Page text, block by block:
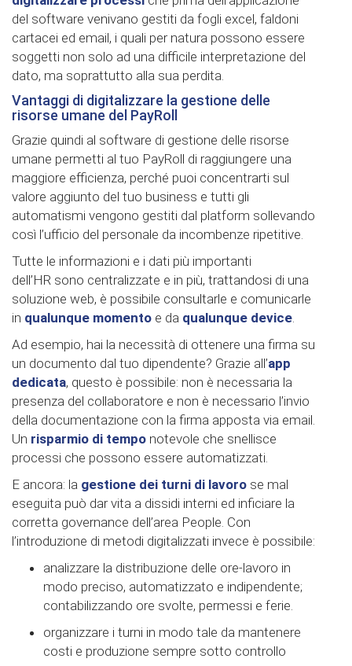
del software venivano gestiti da fogli excel, faldoni
cartacei ed email, i quali per natura possono essere
soggetti non solo ad una difficile interpretazione del
dato, ma soprattutto alla sua perdita.
Vantaggi di digitalizzare la gestione delle
risorse umane del PayRoll
Grazie quindi al software di gestione delle risorse
umane permetti al tuo PayRoll di raggiungere una
maggiore efficienza, perché puoi concentrarti sul
valore aggiunto del tuo business e tutti gli
automatismi vengono gestiti dal platform sollevando
così l’ufficio del personale da incombenze ripetitive.
Tutte le informazioni e i dati più importanti
dell’HR sono centralizzate e in più, trattandosi di una
soluzione web, è possibile consultarle e comunicarle
in qualunque momento e da qualunque device.
Ad esempio, hai la necessità di ottenere una firma su
un documento dal tuo dipendente? Grazie all’app
dedicata, questo è possibile: non è necessaria la
presenza del collaboratore e non è necessario l’invio
della documentazione con la firma apposta via email.
Un risparmio di tempo notevole che snellisce
processi che possono essere automatizzati.
E ancora: la gestione dei turni di lavoro se mal
eseguita può dar vita a dissidi interni ed inficiare la
corretta governance dell’area People. Con
l’introduzione di metodi digitalizzati invece è possibile:
analizzare la distribuzione delle ore-lavoro in
modo preciso, automatizzato e indipendente;
contabilizzando ore svolte, permessi e ferie.
organizzare i turni in modo tale da mantenere
costi e produzione sempre sotto controllo